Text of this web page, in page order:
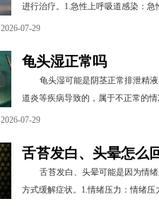
进行治疗。1.急性上呼吸道感染：
2026-07-29
龟头湿正常吗
龟头湿可能是阴茎正常排泄精
道炎等疾病导致的，属于不正常的
2026-07-29
舌苔发白、头晕怎么
舌苔发白、头晕可能是因为情
方式缓解症状。1.情绪压力：情绪